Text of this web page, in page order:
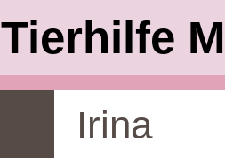
Tierhilfe
Irina